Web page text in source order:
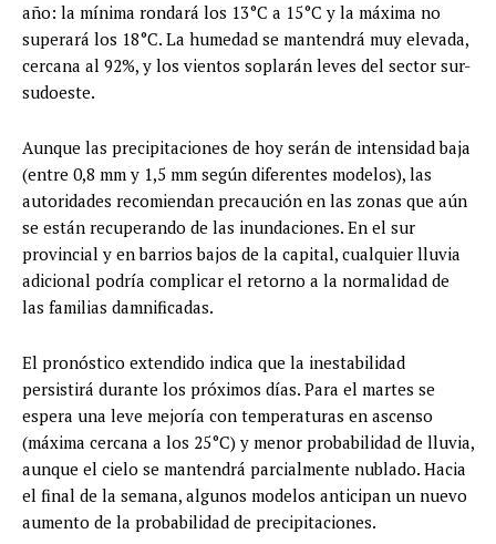
año: la mínima rondará los 13°C a 15°C y la máxima no
superará los 18°C. La humedad se mantendrá muy elevada,
cercana al 92%, y los vientos soplarán leves del sector sur-
sudoeste.
Aunque las precipitaciones de hoy serán de intensidad baja
(entre 0,8 mm y 1,5 mm según diferentes modelos), las
autoridades recomiendan precaución en las zonas que aún
se están recuperando de las inundaciones. En el sur
provincial y en barrios bajos de la capital, cualquier lluvia
adicional podría complicar el retorno a la normalidad de
las familias damnificadas.
El pronóstico extendido indica que la inestabilidad
persistirá durante los próximos días. Para el martes se
espera una leve mejoría con temperaturas en ascenso
(máxima cercana a los 25°C) y menor probabilidad de lluvia,
aunque el cielo se mantendrá parcialmente nublado. Hacia
el final de la semana, algunos modelos anticipan un nuevo
aumento de la probabilidad de precipitaciones.